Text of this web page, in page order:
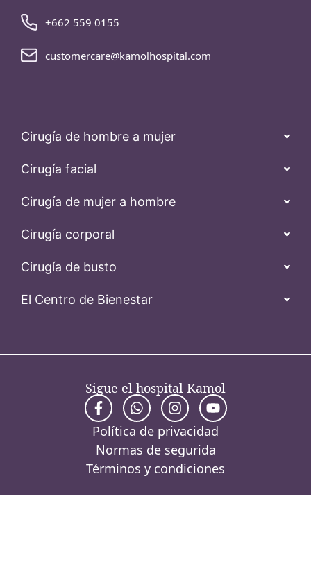
+662 559 0155
customercare@kamolhospital.com
Cirugía de hombre a mujer
Cirugía facial
Cirugía de mujer a hombre
Cirugía corporal
Cirugía de busto
El Centro de Bienestar
Sigue el hospital Kamol
Política de privacidad
Normas de segurida
Términos y condiciones